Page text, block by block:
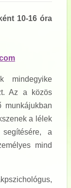
10-16 óra
mindegyike
Az a közös
a lélek
a
mind